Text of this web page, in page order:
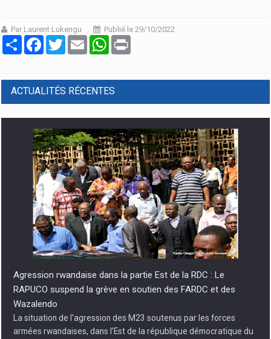
Par Laurent Lukengu
Publié le 29/10/2022
PartagerFacebook
Twitter Email WhatsApp
ACTUALITÉS RÉCENTES
Agression rwandaise dans la partie Est de la RDC : Le
RAPUCO suspend la grève en soutien des FARDC et des
Wazalendo
La situation de l’agression des M23 soutenus par les forces
armées rwandaises, dans l’Est de la république démocratique du